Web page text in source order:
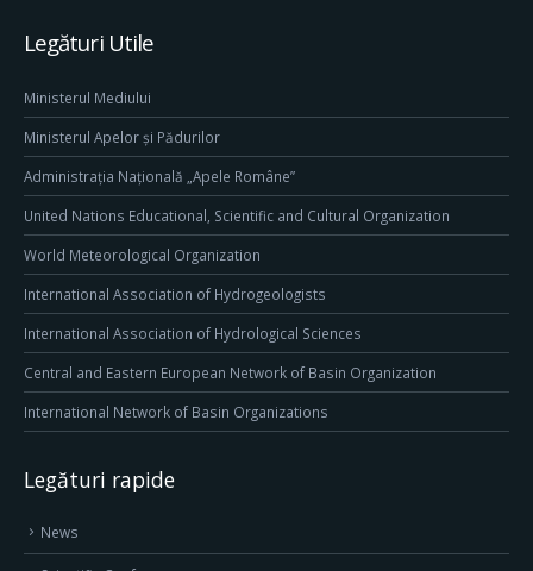
Legături Utile
Ministerul Mediului
Ministerul Apelor și Pădurilor
Administrația Națională „Apele Române”
United Nations Educational, Scientific and Cultural Organization
World Meteorological Organization
International Association of Hydrogeologists
International Association of Hydrological Sciences
Central and Eastern European Network of Basin Organization
International Network of Basin Organizations
Legături rapide
News